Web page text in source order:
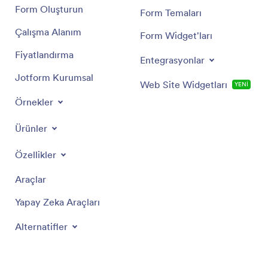
Form Oluşturun
Çalışma Alanım
Fiyatlandırma
Jotform Kurumsal
Örnekler
Ürünler
Özellikler
Araçlar
Yapay Zeka Araçları
Alternatifler
Form Temaları
Form Widget'ları
Entegrasyonlar
Web Site Widgetları YENİ